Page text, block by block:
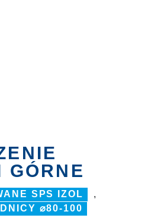
GÓRNE
SPS IZOL
,
⌀80-100